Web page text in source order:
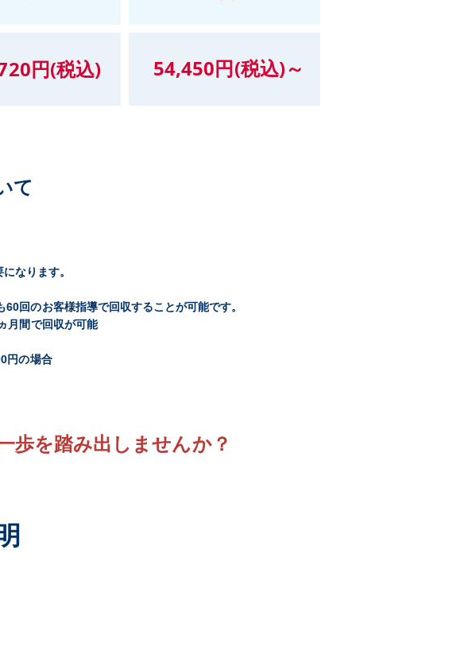
て
なります。
回のお客様指導で回収することが可能です。
月間で回収が可能
円の場合
歩を踏み出しませんか？